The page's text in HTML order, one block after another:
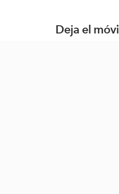
Deja el